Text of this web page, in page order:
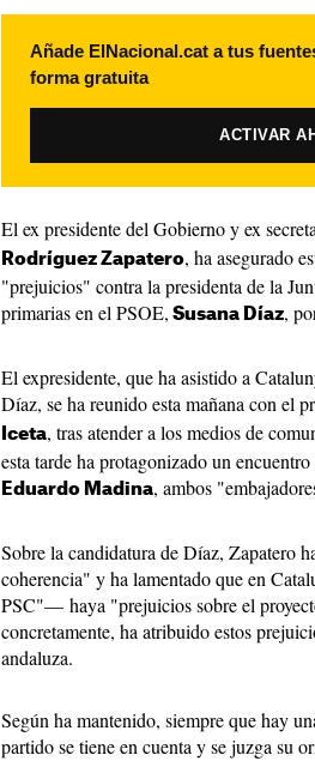
Añade ElNacional.cat a tus
forma gratuita
ACTIVAR
El ex presidente del Gobierno y ex
Rodríguez Zapatero, ha asegurado
"prejuicios" contra la presidenta de la
primarias en el PSOE, Susana Díaz,
El expresidente, que ha asistido a
Díaz, se ha reunido esta mañana con el
Iceta, tras atender a los medios de
esta tarde ha protagonizado un
Eduardo Madina, ambos
Sobre la candidatura de Díaz, Zapatero
coherencia" y ha lamentado que en
PSC"— haya "prejuicios sobre el
concretamente, ha atribuido estos
andaluza.
Según ha mantenido, siempre que hay
partido se tiene en cuenta y se juzga su